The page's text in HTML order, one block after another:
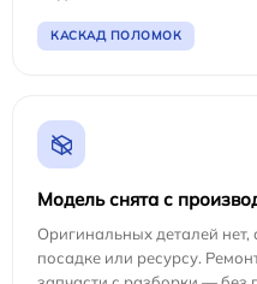
КАСКАД ПОЛОМОК
Модель снята с
Оригинальных деталей
посадке или ресурсу.